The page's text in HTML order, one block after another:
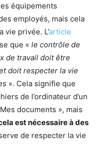
équipements
employés, mais cela
vie privée. L’article
que « le contrôle de
de travail doit être
doit respecter la vie
». Cela signifie que
de l’ordinateur d’un
documents », mais
est nécessaire à des
de respecter la vie